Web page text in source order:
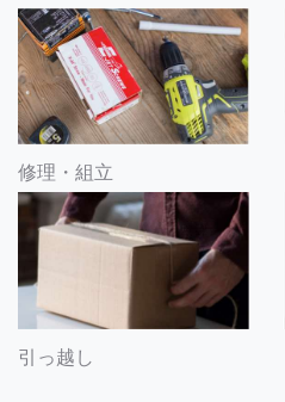
修理・組立
引っ越し